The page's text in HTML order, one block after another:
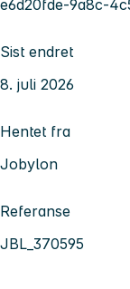
e6d20fde-9a8c-
Sist endret
8. juli 2026
Hentet fra
Jobylon
Referanse
JBL_370595